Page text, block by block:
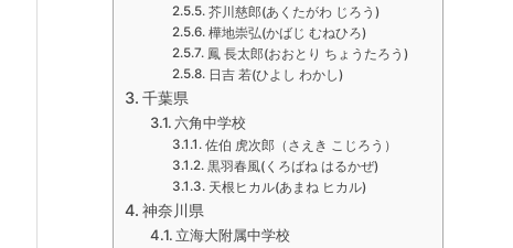
芥川慈郎(あくたがわ じろう)
樺地崇弘(かばじ むねひろ)
鳳 長太郎(おおとり ちょうたろう)
日吉 若(ひよし わかし)
千葉県
六角中学校
佐伯 虎次郎（さえき こじろう）
黒羽春風(くろばね はるかぜ)
天根ヒカル(あまね ヒカル)
神奈川県
立海大附属中学校